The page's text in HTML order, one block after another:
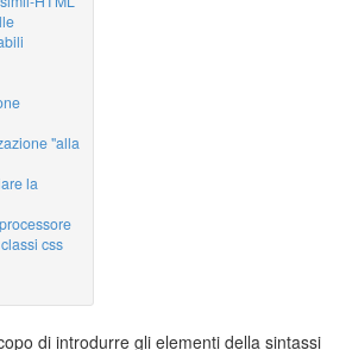
"alla
la
css
di introdurre gli elementi della sintassi